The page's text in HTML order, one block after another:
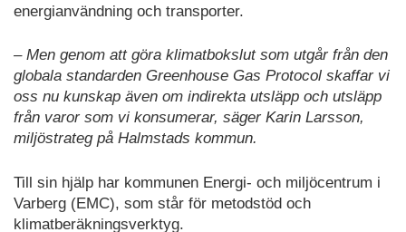
energianvändning och transporter.
– Men genom att göra klimatbokslut som utgår från den
globala standarden Greenhouse Gas Protocol skaffar vi
oss nu kunskap även om indirekta utsläpp och utsläpp
från varor som vi konsumerar, säger Karin Larsson,
miljöstrateg på Halmstads kommun.
Till sin hjälp har kommunen Energi- och miljöcentrum i
Varberg (EMC), som står för metodstöd och
klimatberäkningsverktyg.